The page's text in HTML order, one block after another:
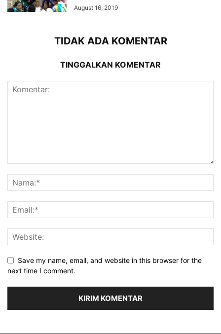
August 16, 2019
TIDAK ADA KOMENTAR
TINGGALKAN KOMENTAR
Save my name, email, and website in this browser for the
next time I comment.